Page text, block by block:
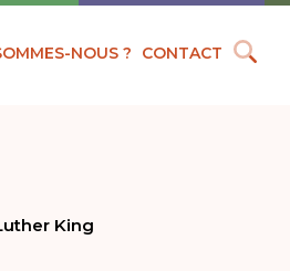
NOUS ? CONTACT
King